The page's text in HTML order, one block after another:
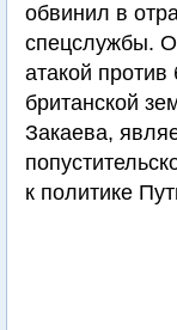
обвинил в
спецслужбы.
атакой против
британской
Закаева,
к политике